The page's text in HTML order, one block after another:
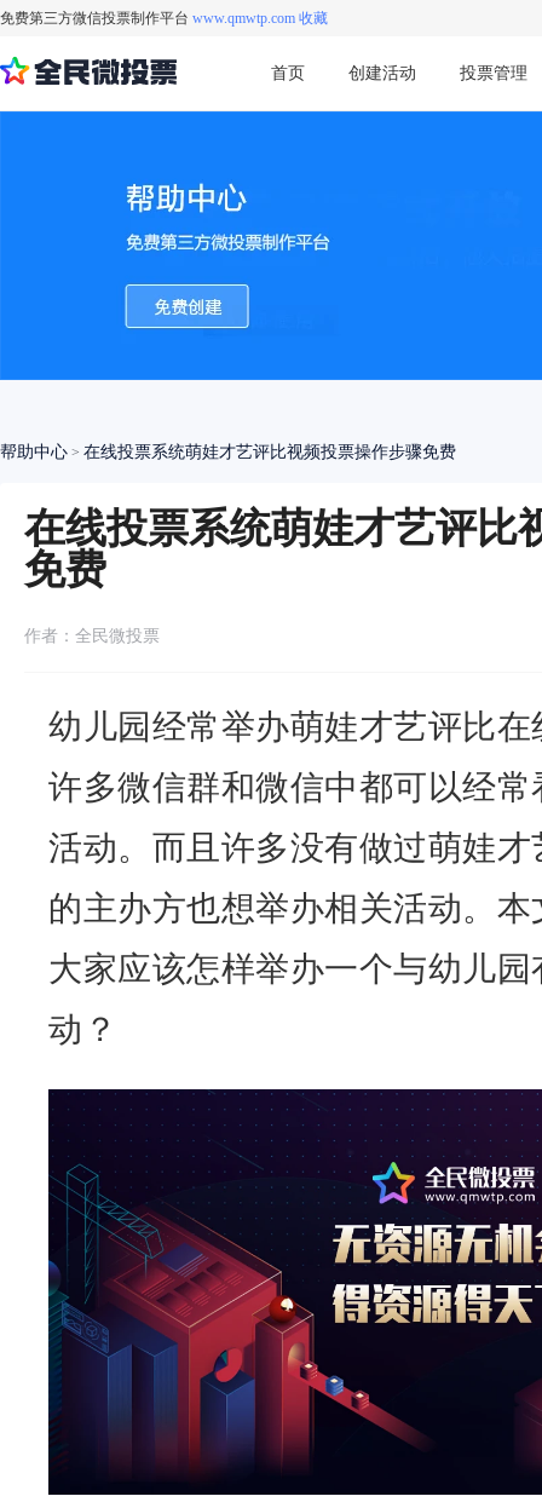
免费第三方微信投票制作平台 www.qmwtp.com 收藏
首页 创建活动 投票管理
帮助中心 > 在线投票系统萌娃才艺评比视频投票操作步骤免费
在线投票系统萌娃才艺评比
免费
作者：全民微投票
幼儿园经常举办萌娃才艺评比在
许多微信群和微信中都可以经
活动。而且许多没有做过萌娃才
的主办方也想举办相关活动。
大家应该怎样举办一个与幼儿
动？